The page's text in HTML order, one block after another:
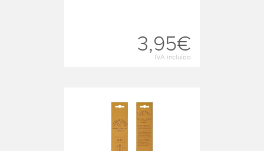
3,95€
IVA incluído